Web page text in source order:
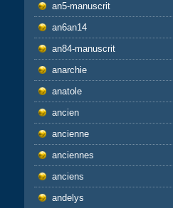
an5-manuscrit
an6an14
an84-manuscrit
anarchie
anatole
ancien
ancienne
anciennes
anciens
andelys